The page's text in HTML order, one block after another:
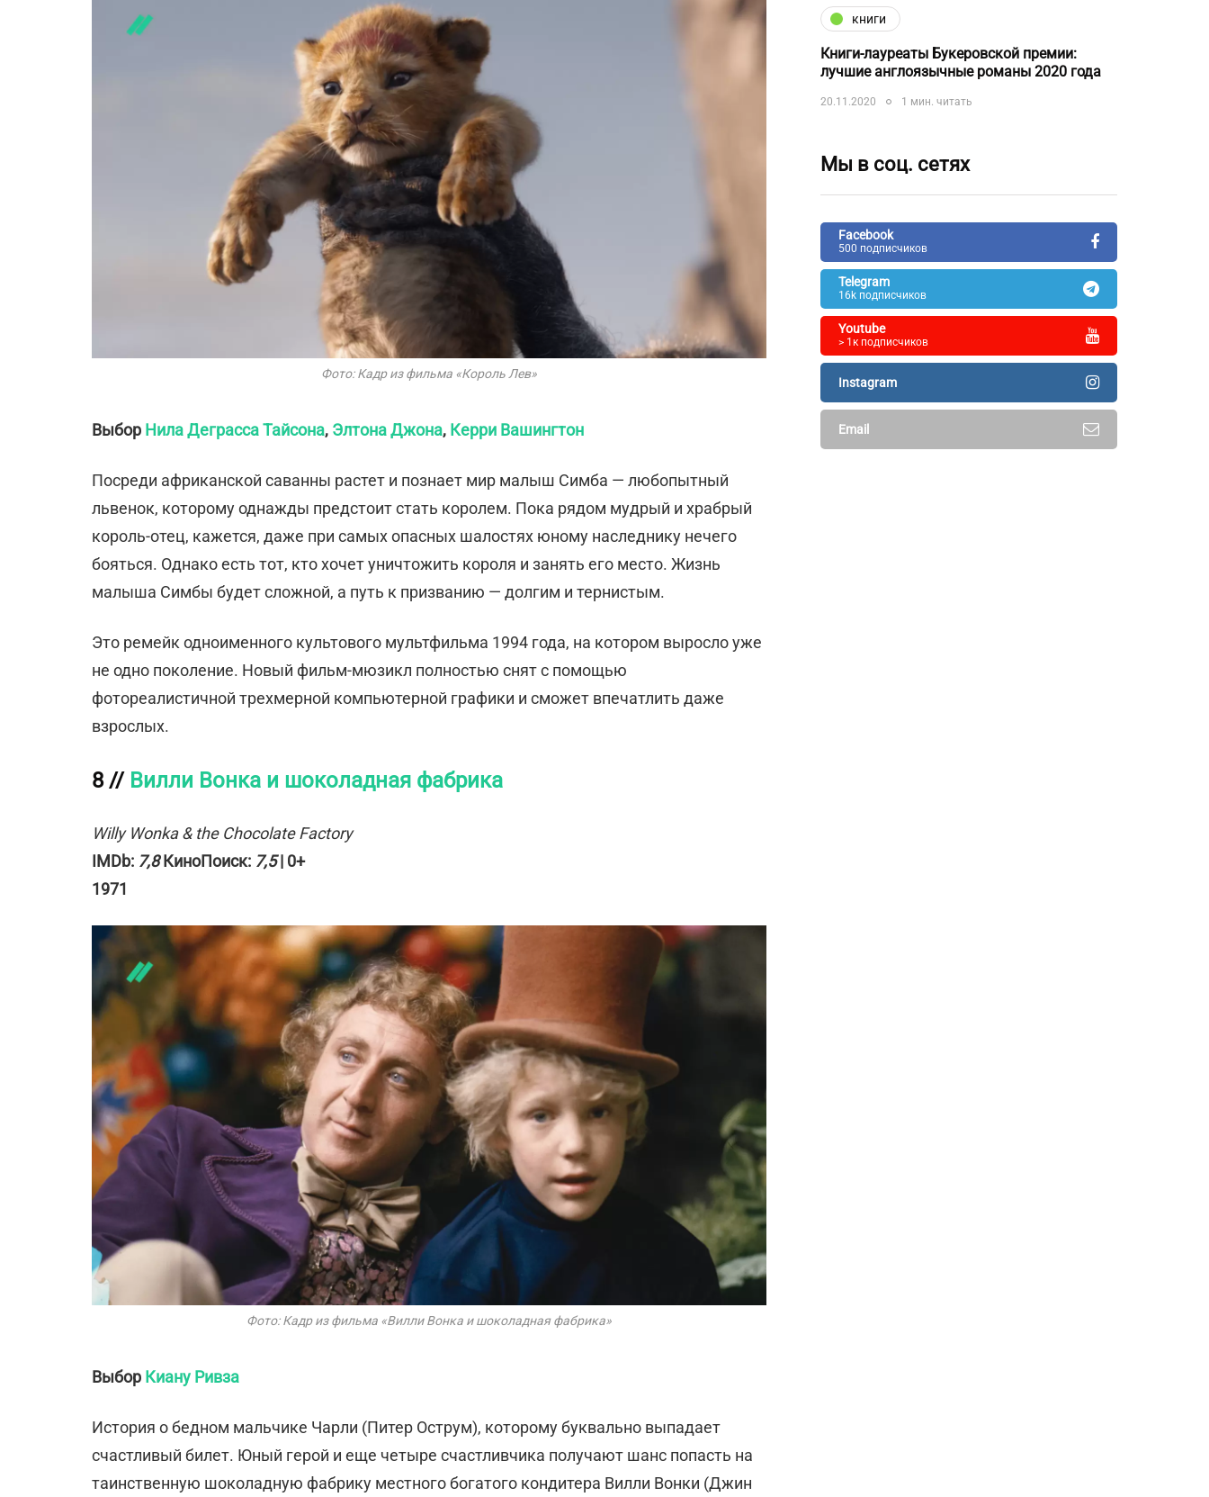
Фото: Кадр из фильма «Король Лев»
Выбор Нила Деграсса Тайсона, Элтона Джона, Керри Вашингтон
Посреди африканской саванны растет и познает мир малыш Симба — любопытный
львенок, которому однажды предстоит стать королем. Пока рядом мудрый и храбрый
король-отец, кажется, даже при самых опасных шалостях юному наследнику нечего
бояться. Однако есть тот, кто хочет уничтожить короля и занять его место. Жизнь
малыша Симбы будет сложной, а путь к призванию — долгим и тернистым.
Это ремейк одноименного культового мультфильма 1994 года, на котором выросло уже
не одно поколение. Новый фильм-мюзикл полностью снят с помощью
фотореалистичной трехмерной компьютерной графики и сможет впечатлить даже
взрослых.
8 // Вилли Вонка и шоколадная фабрика
Willy Wonka & the Chocolate Factory
IMDb: 7,8КиноПоиск: 7,5| 0+
1971
Фото: Кадр из фильма «Вилли Вонка и шоколадная фабрика»
Выбор Киану Ривза
История о бедном мальчике Чарли (Питер Oструм), которому буквально выпадает
счастливый билет. Юный герой и еще четыре счастливчика получают шанс попасть на
таинственную шоколадную фабрику местного богатого кондитера Вилли Вонки (Джин
книги
Книги-лауреаты Букеровской премии:
лучшие англоязычные романы 2020 года
20.11.2020 1 мин. читать
Мы в соц. сетях
Facebook
500 подписчиков
Telegram
16k подписчиков
Youtube
> 1к подписчиков
Instagram
Email